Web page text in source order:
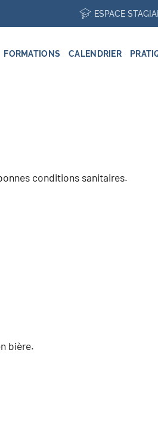
ESPACE
FORMATIONS CALENDRIER
conditions sanitaires.
bière.